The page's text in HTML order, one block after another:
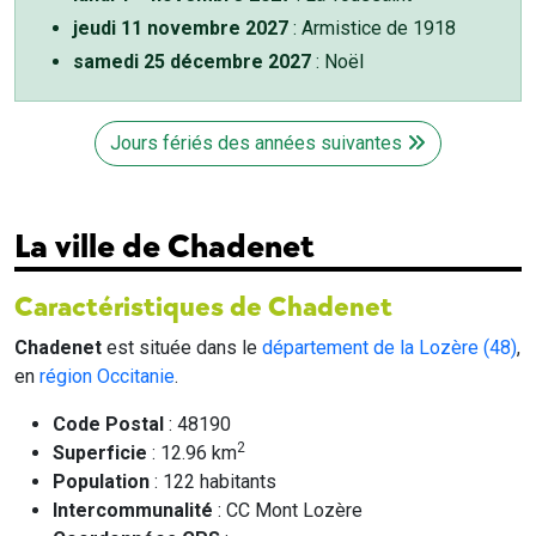
jeudi 11 novembre 2027 : Armistice de 1918
samedi 25 décembre 2027 : Noël
Jours fériés des années suivantes
La ville de Chadenet
Caractéristiques de Chadenet
Chadenet est située dans le département de la Lozère (48),
en région Occitanie.
Code Postal : 48190
Superficie : 12.96 km2
Population : 122 habitants
Intercommunalité : CC Mont Lozère